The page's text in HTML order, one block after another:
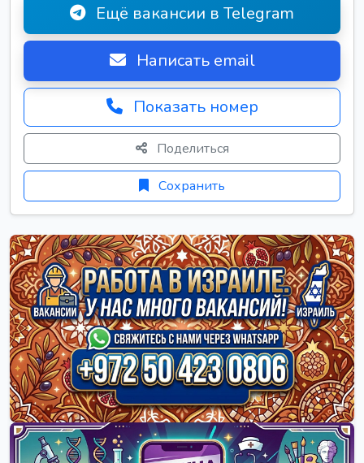
Ещё вакансии в Telegram
Написать email
Показать номер
Поделиться
Сохранить